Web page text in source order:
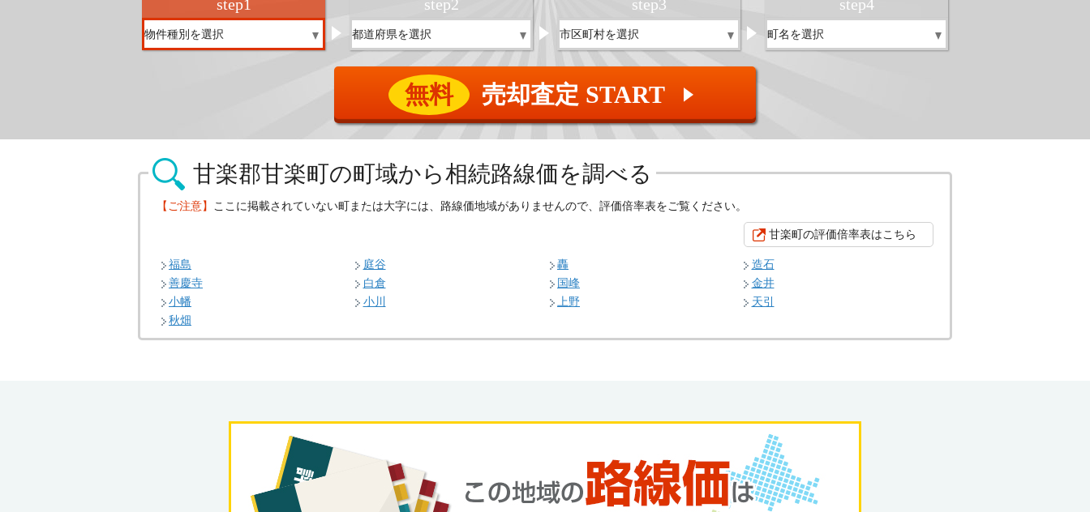
step1 step2 step3 step4
無料 売却査定 START ▲
甘楽郡甘楽町の町域から相続路線価を調べる
【ご注意】 ここに掲載されていない町または大字には、路線価地域がありませんので、評価倍率表をご覧ください。
甘楽町の評価倍率表はこちら
福島 庭谷 轟
造石
善慶寺
白倉 国峰
金井
小幡
小川 上野
天引
秋畑